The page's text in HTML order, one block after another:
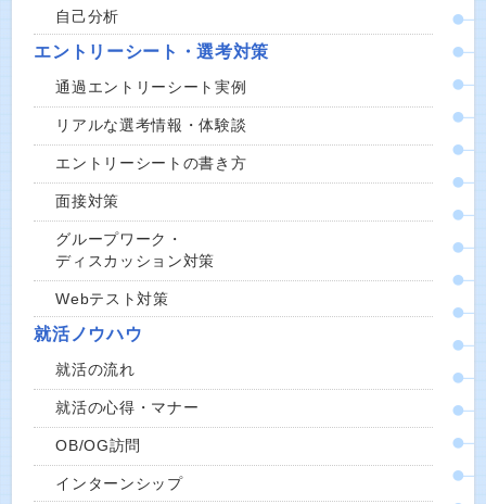
自己分析
エントリーシート・選考対策
通過エントリーシート実例
リアルな選考情報・体験談
エントリーシートの書き方
面接対策
グループワーク・
ディスカッション対策
Webテスト対策
就活ノウハウ
就活の流れ
就活の心得・マナー
OB/OG訪問
インターンシップ